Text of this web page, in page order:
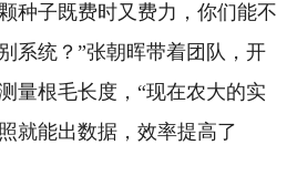
种子既费时又费力，你们能不
系统？”张朝晖带着团队，开
量根毛长度，“现在农大的实
就能出数据，效率提高了